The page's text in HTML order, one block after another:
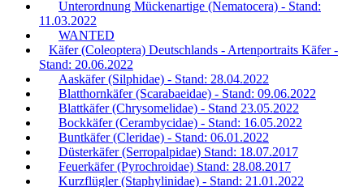
Unterordnung Mückenartige (Nematocera) - Stand:
11.03.2022
WANTED
Käfer (Coleoptera) Deutschlands - Artenportraits Käfer -
Stand: 20.06.2022
Aaskäfer (Silphidae) - Stand: 28.04.2022
Blatthornkäfer (Scarabaeidae) - Stand: 09.06.2022
Blattkäfer (Chrysomelidae) - Stand 23.05.2022
Bockkäfer (Cerambycidae) - Stand: 16.05.2022
Buntkäfer (Cleridae) - Stand: 06.01.2022
Düsterkäfer (Serropalpidae) Stand: 18.07.2017
Feuerkäfer (Pyrochroidae) Stand: 28.08.2017
Kurzflügler (Staphylinidae) - Stand: 21.01.2022